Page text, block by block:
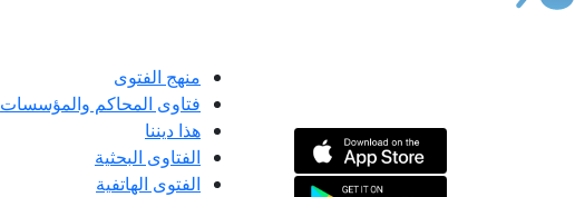
منهج الفتوى
فتاوى المحاكم والمؤسسات
هذا ديننا
الفتاوى البحثية
الفتوى الهاتفية